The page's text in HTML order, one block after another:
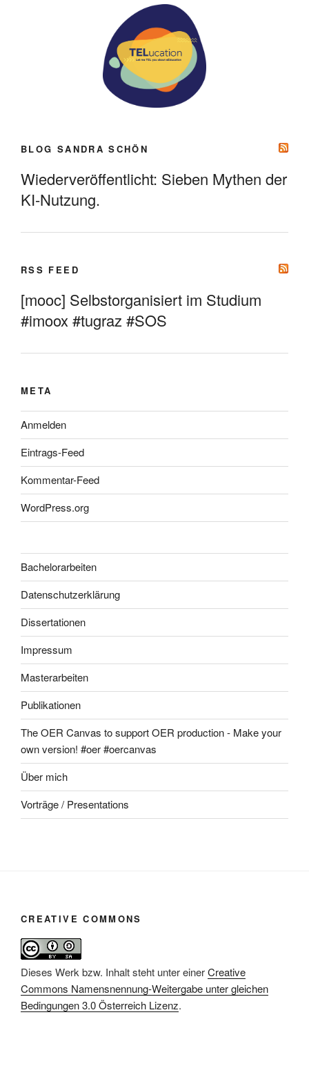
BLOG SANDRA SCHÖN
Wiederveröffentlicht: Sieben Mythen der
KI-Nutzung.
RSS FEED
[mooc] Selbstorganisiert im Studium
#imoox #tugraz #SOS
META
Anmelden
Eintrags-Feed
Kommentar-Feed
WordPress.org
Bachelorarbeiten
Datenschutzerklärung
Dissertationen
Impressum
Masterarbeiten
Publikationen
The OER Canvas to support OER production - Make your
own version! #oer #oercanvas
Über mich
Vorträge / Presentations
CREATIVE COMMONS
Dieses Werk bzw. Inhalt steht unter einerCreative
Commons Namensnennung-Weitergabe unter gleichen
Bedingungen 3.0 Österreich Lizenz.